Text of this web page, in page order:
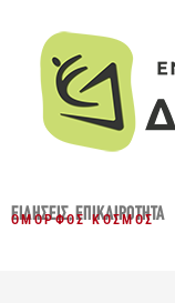
ΕΙΔΉΣΕΙΣ,ΕΠΙΚΑΙΡΌΤΗΤΑ
ΌΜΟΡΦΟΣ ΚΌΣΜΟΣ